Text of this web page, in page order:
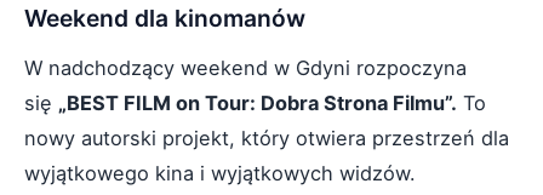
Weekend dla kinomanów
W nadchodzący weekend w Gdyni rozpoczyna
się „BEST FILM on Tour: Dobra Strona Filmu”. To
nowy autorski projekt, który otwiera przestrzeń dla
wyjątkowego kina i wyjątkowych widzów.